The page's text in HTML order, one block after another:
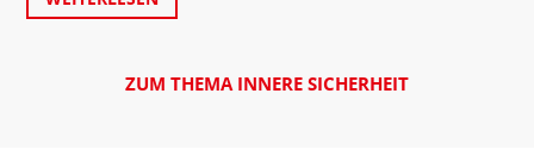
ZUM THEMA INNERE SICHERHEIT